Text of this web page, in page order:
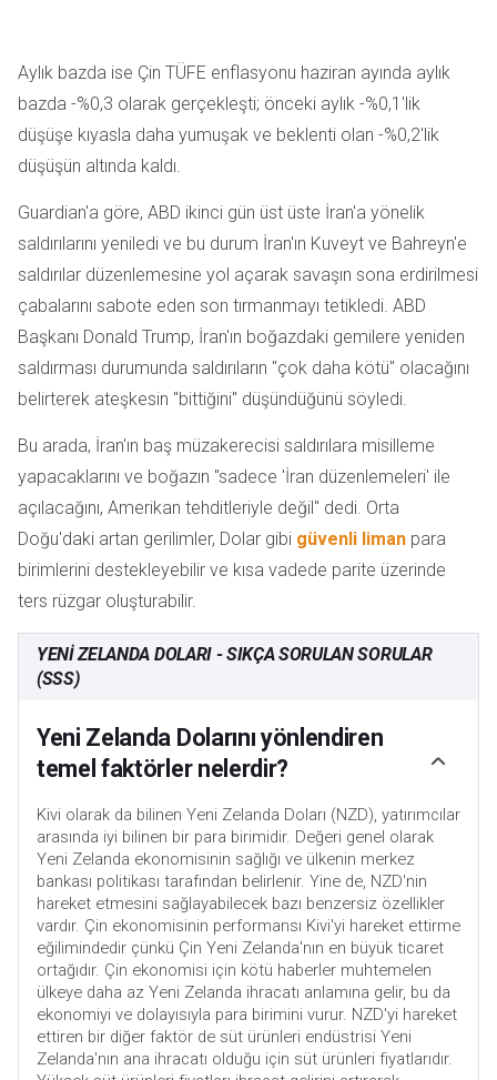
Aylık bazda ise Çin TÜFE enflasyonu haziran ayında aylık
bazda -%0,3 olarak gerçekleşti; önceki aylık -%0,1'lik
düşüşe kıyasla daha yumuşak ve beklenti olan -%0,2'lik
düşüşün altında kaldı.
Guardian'a göre, ABD ikinci gün üst üste İran'a yönelik
saldırılarını yeniledi ve bu durum İran'ın Kuveyt ve Bahreyn'e
saldırılar düzenlemesine yol açarak savaşın sona erdirilmesi
çabalarını sabote eden son tırmanmayı tetikledi. ABD
Başkanı Donald Trump, İran'ın boğazdaki gemilere yeniden
saldırması durumunda saldırıların "çok daha kötü" olacağını
belirterek ateşkesin "bittiğini" düşündüğünü söyledi.
Bu arada, İran'ın baş müzakerecisi saldırılara misilleme
yapacaklarını ve boğazın "sadece 'İran düzenlemeleri' ile
açılacağını, Amerikan tehditleriyle değil" dedi. Orta
Doğu'daki artan gerilimler, Dolar gibi güvenli liman para
birimlerini destekleyebilir ve kısa vadede parite üzerinde
ters rüzgar oluşturabilir.
YENI ZELANDA DOLARI - SIKÇA SORULAN SORULAR
(SSS)
Yeni Zelanda Dolarını yönlendiren
temel faktörler nelerdir?
Kivi olarak da bilinen Yeni Zelanda Doları (NZD), yatırımcılar
arasında iyi bilinen bir para birimidir. Değeri genel olarak
Yeni Zelanda ekonomisinin sağlığı ve ülkenin merkez
bankası politikası tarafından belirlenir. Yine de, NZD'nin
hareket etmesini sağlayabilecek bazı benzersiz özellikler
vardır. Çin ekonomisinin performansı Kivi'yi hareket ettirme
eğilimindedir çünkü Çin Yeni Zelanda'nın en büyük ticaret
ortağıdır. Çin ekonomisi için kötü haberler muhtemelen
ülkeye daha az Yeni Zelanda ihracatı anlamına gelir, bu da
ekonomiyi ve dolayısıyla para birimini vurur. NZD'yi hareket
ettiren bir diğer faktör de süt ürünleri endüstrisi Yeni
Zelanda'nın ana ihracatı olduğu için süt ürünleri fiyatlarıdır.